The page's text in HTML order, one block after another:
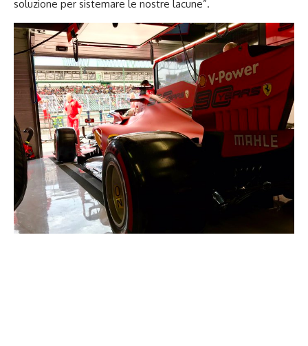
soluzione per sistemare le nostre lacune”.